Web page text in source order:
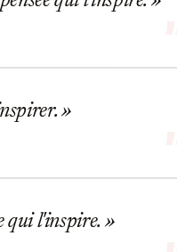
qui l'inspire.